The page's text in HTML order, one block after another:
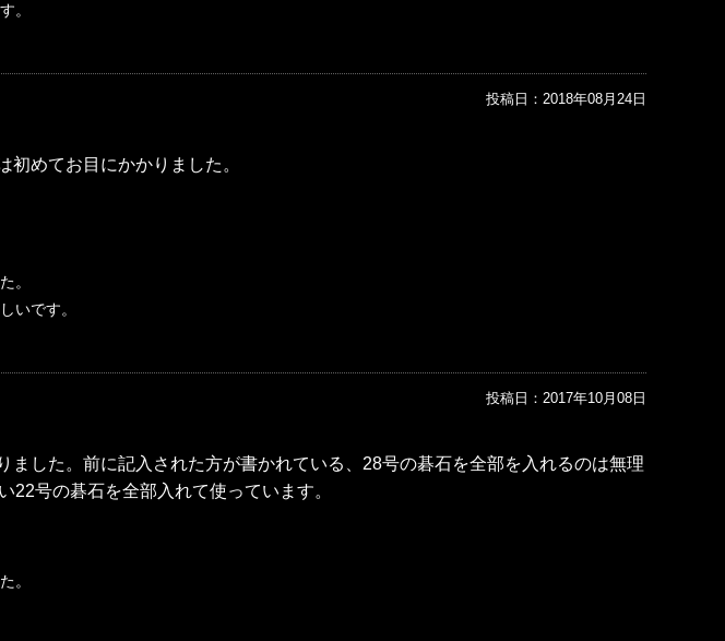
。
投稿日： 2018年08月24日
めてお目にかかりました。
。
いです。
投稿日： 2017年10月08日
ました。前に記入された方が書かれている、28号の碁石を全部を入れるのは無理
22号の碁石を全部入れて使っています。
。